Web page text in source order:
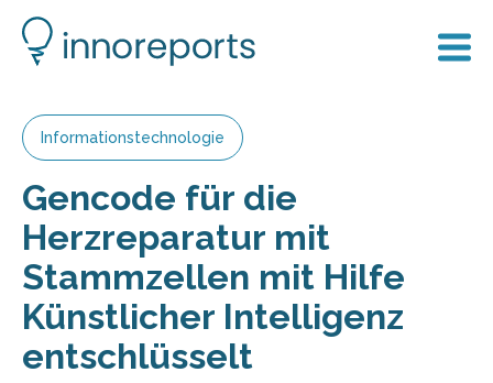
Informationstechnologie
Gencode für die
Herzreparatur mit
Stammzellen mit Hilfe
Künstlicher Intelligenz
entschlüsselt